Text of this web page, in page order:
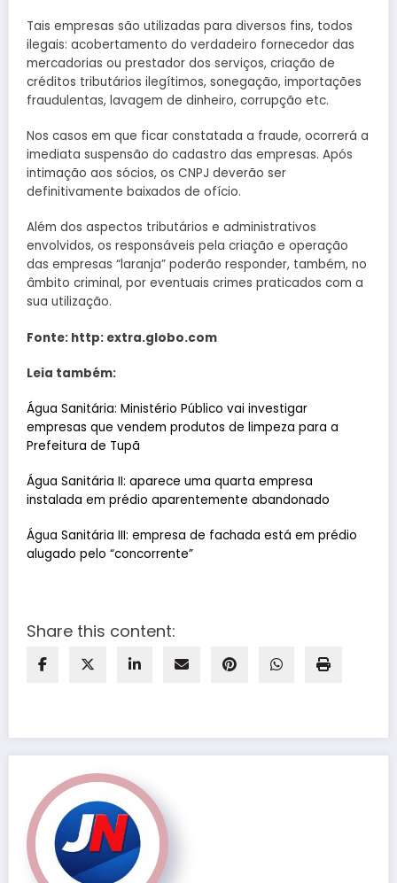
Tais empresas são utilizadas para diversos fins, todos
ilegais: acobertamento do verdadeiro fornecedor das
mercadorias ou prestador dos serviços, criação de
créditos tributários ilegítimos, sonegação, importações
fraudulentas, lavagem de dinheiro, corrupção etc.
Nos casos em que ficar constatada a fraude, ocorrerá a
imediata suspensão do cadastro das empresas. Após
intimação aos sócios, os CNPJ deverão ser
definitivamente baixados de ofício.
Além dos aspectos tributários e administrativos
envolvidos, os responsáveis pela criação e operação
das empresas “laranja” poderão responder, também, no
âmbito criminal, por eventuais crimes praticados com a
sua utilização.
Fonte: http: extra.globo.com
Leia também:
Água Sanitária: Ministério Público vai investigar
empresas que vendem produtos de limpeza para a
Prefeitura de Tupã
Água Sanitária II: aparece uma quarta empresa
instalada em prédio aparentemente abandonado
Água Sanitária III: empresa de fachada está em prédio
alugado pelo “concorrente”
Share this content: